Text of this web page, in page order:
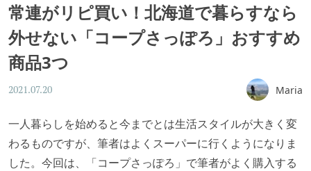
常連がリピ買い！北海道で暮らすなら
外せない「コープさっぽろ」おすすめ
商品3つ
2021.07.20 Maria
一人暮らしを始めると今までとは生活スタイルが大きく変
わるものですが、筆者はよくスーパーに行くようになりま
した。今回は、「コープさっぽろ」で筆者がよく購入する